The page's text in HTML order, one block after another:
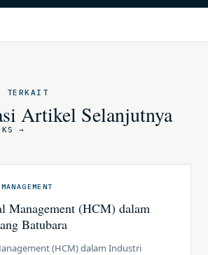
TERKAIT
Artikel Selanjutnya
→
Management (HCM) dalam
Batubara
(HCM) dalam Industri